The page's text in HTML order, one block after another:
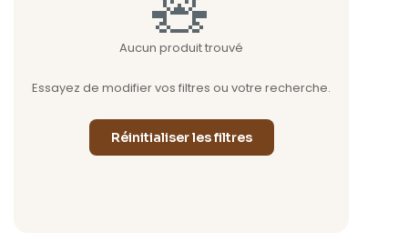
Aucun produit trouvé
Essayez de modifier vos filtres ou votre recherche.
Réinitialiser les filtres